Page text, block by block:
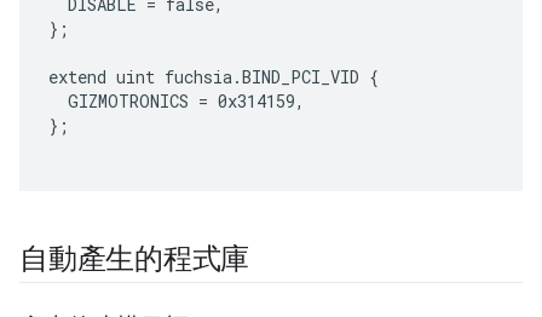
};
extend uint fuchsia.BIND_PCI_VID {
  GIZMOTRONICS = 0x314159,
};
自動產生的程式庫